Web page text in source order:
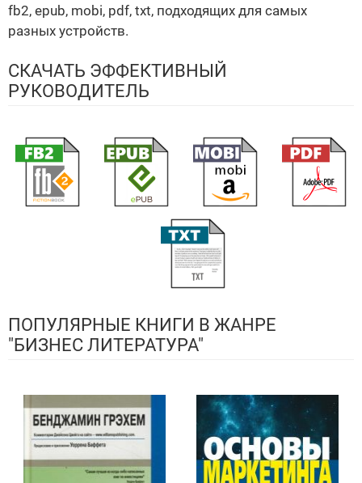
fb2, epub, mobi, pdf, txt, подходящих для самых
разных устройств.
СКАЧАТЬ ЭФФЕКТИВНЫЙ
РУКОВОДИТЕЛЬ
ПОПУЛЯРНЫЕ КНИГИ В ЖАНРЕ
"БИЗНЕС ЛИТЕРАТУРА"